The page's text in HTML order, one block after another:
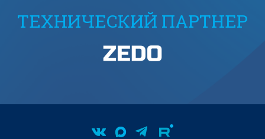
ТЕХНИЧЕСКИЙ ПАРТНЕР